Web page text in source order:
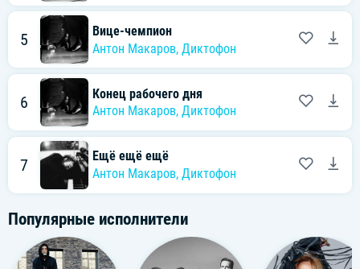
5
Вице-чемпион
Антон Макаров, Диктофон
6
Конец рабочего дня
Антон Макаров, Диктофон
7
Ещё ещё ещё
Антон Макаров, Диктофон
Популярные исполнители